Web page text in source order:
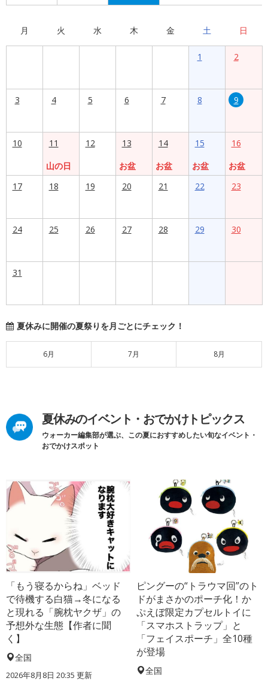
月 火 水 木 金 土 日
1 2
3 4 5 6 7 8 9
10
11
山の日
12
13
お盆
14
お盆
15
お盆
16
お盆
17
18 19 20 21 22 23
24 25 26 27 28 29 30
31
夏休みに開催の夏祭りを月ごとにチェック！
6月 7月 8月
夏休みのイベント・おでかけトピックス
ウォーカー編集部が選ぶ、この夏におすすめしたい旬なイベント・
おでかけスポット
「もう寝るからね」ベッド
で待機する白猫→冬になる
と現れる「腕枕ヤクザ」の
予想外な生態【作者に聞
く】
全国
2026年8月8日 20:35 更新
ピングーの“トラウマ回”のト
ドがまさかのポーチ化！か
ぷえぼ限定カプセルトイに
「スマホストラップ」と
「フェイスポーチ」全10種
が登場
全国